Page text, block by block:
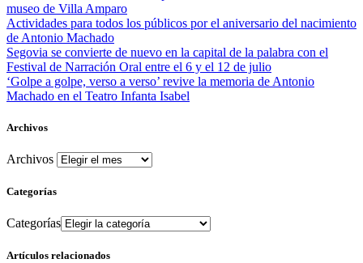
museo de Villa Amparo
Actividades para todos los públicos por el aniversario del nacimiento
de Antonio Machado
Segovia se convierte de nuevo en la capital de la palabra con el
Festival de Narración Oral entre el 6 y el 12 de julio
‘Golpe a golpe, verso a verso’ revive la memoria de Antonio
Machado en el Teatro Infanta Isabel
Archivos
Archivos
Categorías
Categorías
Artículos relacionados